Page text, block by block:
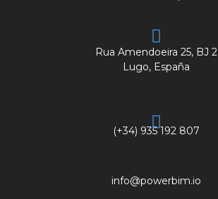
Rua Amendoeira 25, BJ 2
Lugo, España
(+34) 935 192 807
info@powerbim.io